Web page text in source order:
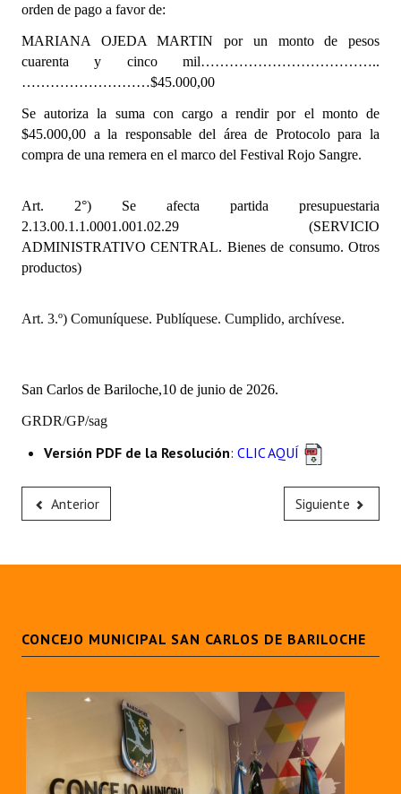
Declaraciones
Resoluciones de Presidencia
Antiguos Pobladores
Datos Históricos
Ciudadano Ilustre - Registro
Reconocimientos - Registro
Bariloche, Municipio intercultural
Entrega de distinciones
REFORMA DE LA CARTA ORGÁNICA
orden de pago a favor de:
MARIANA OJEDA MARTIN por un monto de pesos
cuarenta y cinco mil………………………………..
………………………$45.000,00
Se autoriza la suma con cargo a rendir por el monto de
$45.000,00 a la responsable del área de Protocolo para la
compra de una remera en el marco del Festival Rojo Sangre.
Art. 2°) Se afecta partida presupuestaria
2.13.00.1.1.0001.001.02.29 (SERVICIO
ADMINISTRATIVO CENTRAL. Bienes de consumo. Otros
productos)
Art. 3.º) Comuníquese. Publíquese. Cumplido, archívese.
San Carlos de Bariloche,10 de junio de 2026.
GRDR/GP/sag
Versión PDF de la Resolución: CLIC AQUÍ
Anterior Siguiente
CONCEJO MUNICIPAL SAN CARLOS DE BARILOCHE